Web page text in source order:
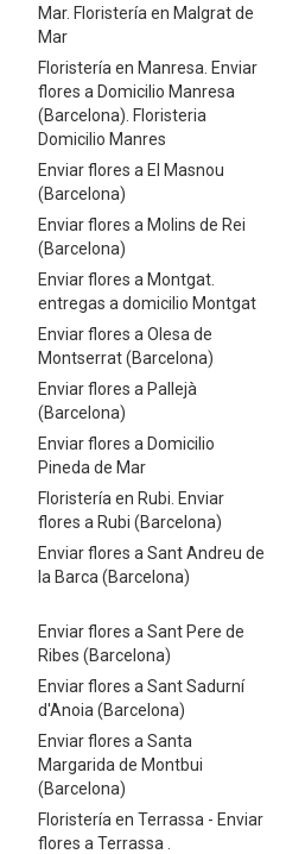
Mar. Floristería en Malgrat de
Mar
Floristería en Manresa. Enviar
flores a Domicilio Manresa
(Barcelona). Floristeria
Domicilio Manres
Enviar flores a El Masnou
(Barcelona)
Enviar flores a Molins de Rei
(Barcelona)
Enviar flores a Montgat.
entregas a domicilio Montgat
Enviar flores a Olesa de
Montserrat (Barcelona)
Enviar flores a Pallejà
(Barcelona)
Enviar flores a Domicilio
Pineda de Mar
Floristería en Rubi. Enviar
flores a Rubi (Barcelona)
Enviar flores a Sant Andreu de
la Barca (Barcelona)
Enviar flores a Sant Pere de
Ribes (Barcelona)
Enviar flores a Sant Sadurní
d'Anoia (Barcelona)
Enviar flores a Santa
Margarida de Montbui
(Barcelona)
Floristería en Terrassa - Enviar
flores a Terrassa .